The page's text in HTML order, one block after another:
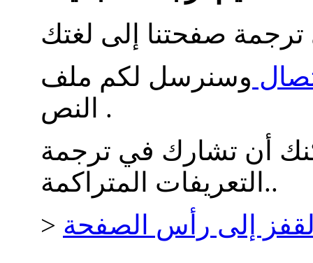
وسنرسل لكم ملف
النص .
أن تشارك في ترجمة
التعريفات المتراكمة..
> إلى رأس الصفحة